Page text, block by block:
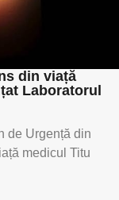
aici
din viață
Laboratorul
de Urgență din
medicul Titu